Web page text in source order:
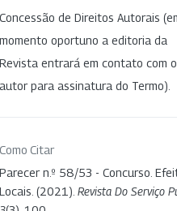
Concessão de Direitos Autorais
momento oportuno a editoria da
Revista entrará em contato com o
autor para assinatura do Termo).
Como Citar
Parecer n.º 58/53 - Concurso.
Locais. (2021). Revista Do Serviço